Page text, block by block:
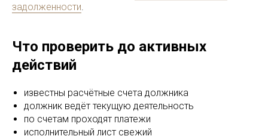
задолженности.
Что проверить до активных
действий
известны расчётные счета должника
должник ведёт текущую деятельность
по счетам проходят платежи
исполнительный лист свежий